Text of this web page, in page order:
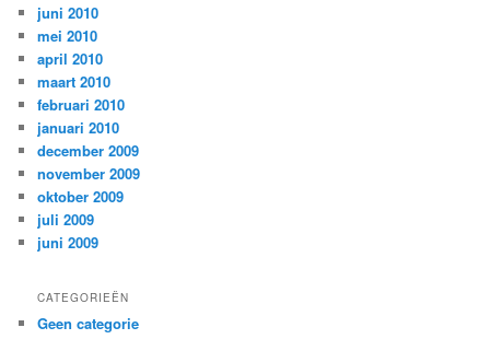
juni 2010
mei 2010
april 2010
maart 2010
februari 2010
januari 2010
december 2009
november 2009
oktober 2009
juli 2009
juni 2009
CATEGORIEËN
Geen categorie